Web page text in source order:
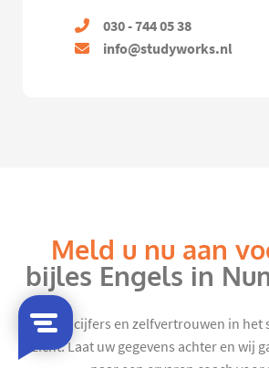
030 - 744 05 38
info@studyworks.nl
Meld u nu aan
bijles Engels in
Mooie cijfers en zelfvertrouwen in het
zicht. Laat uw gegevens achter en wij